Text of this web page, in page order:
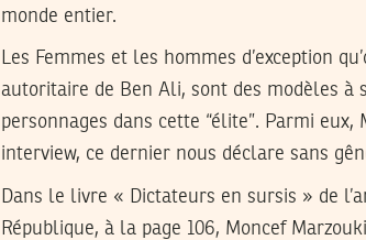
monde entier.
Les Femmes et les hommes d’exception
autoritaire de Ben Ali, sont des modèles à
personnages dans cette “élite”. Parmi
interview, ce dernier nous déclare sans
Dans le livre « Dictateurs en sursis » de
République, à la page 106, Moncef